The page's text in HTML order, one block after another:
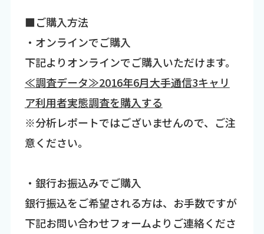
■ご購入方法
・オンラインでご購入
下記よりオンラインでご購入いただけます。
≪調査データ≫2016年6月大手通信3キャリ
ア利用者実態調査を購入する
※分析レポートではございませんので、ご注
意ください。
・銀行お振込みでご購入
銀行振込をご希望される方は、お手数ですが
下記お問い合わせフォームよりご連絡くださ